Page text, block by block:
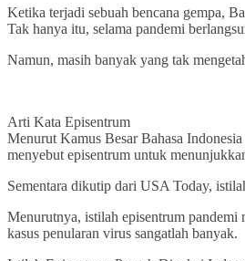
Ketika terjadi sebuah bencana gempa,
Tak hanya itu, selama pandemi
Namun, masih banyak yang tak
Arti Kata Episentrum
Menurut Kamus Besar Bahasa
menyebut episentrum untuk
Sementara dikutip dari USA Today,
Menurutnya, istilah episentrum
kasus penularan virus sangatlah banyak.